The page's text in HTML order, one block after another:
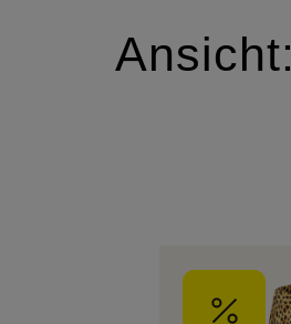
Ansicht: